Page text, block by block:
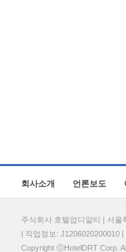
회사소개 언론보도
주식회사 호텔업디알티 | 서
| 직업정보: J1206020200010
Copyright ⓒHotelDRT Corp.